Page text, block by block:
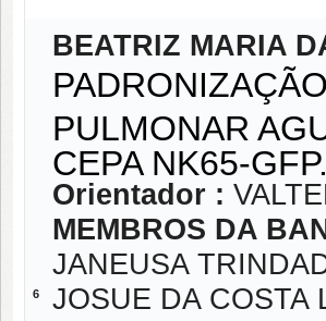
6
BEATRIZ MARIA
PULMONAR
CEPA NK65-
Orientador :
MEMBROS DA
JANEUSA
JOSUE DA COSTA